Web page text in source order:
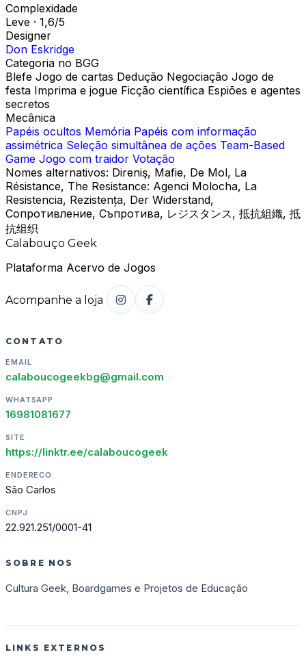
Complexidade
Leve · 1,6/5
Designer
Don Eskridge
Categoria no BGG
Blefe Jogo de cartas Dedução Negociação Jogo de
festa Imprima e jogue Ficção científica Espiões e agentes
secretos
Mecânica
Papéis ocultos Memória Papéis com informação
assimétrica Seleção simultânea de ações Team-Based
Game Jogo com traidor Votação
Nomes alternativos: Direniş, Mafie, De Mol, La
Résistance, The Resistance: Agenci Molocha, La
Resistencia, Rezistența, Der Widerstand,
Сопротивление, Съпротива, レジスタンス, 抵抗組織, 抵
抗组织
Calabouço Geek
Plataforma Acervo de Jogos
Acompanhe a loja
CONTATO
EMAIL
calaboucogeekbg@gmail.com
WHATSAPP
16981081677
SITE
https://linktr.ee/calaboucogeek
ENDERECO
São Carlos
CNPJ
22.921.251/0001-41
SOBRE NOS
Cultura Geek, Boardgames e Projetos de Educação
LINKS EXTERNOS